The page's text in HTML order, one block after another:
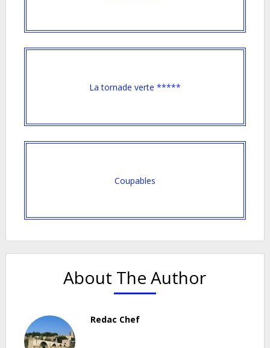
La tornade verte *****
Coupables
About The Author
Redac Chef